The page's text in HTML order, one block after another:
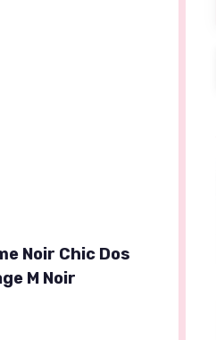
Noir Chic Dos
M Noir